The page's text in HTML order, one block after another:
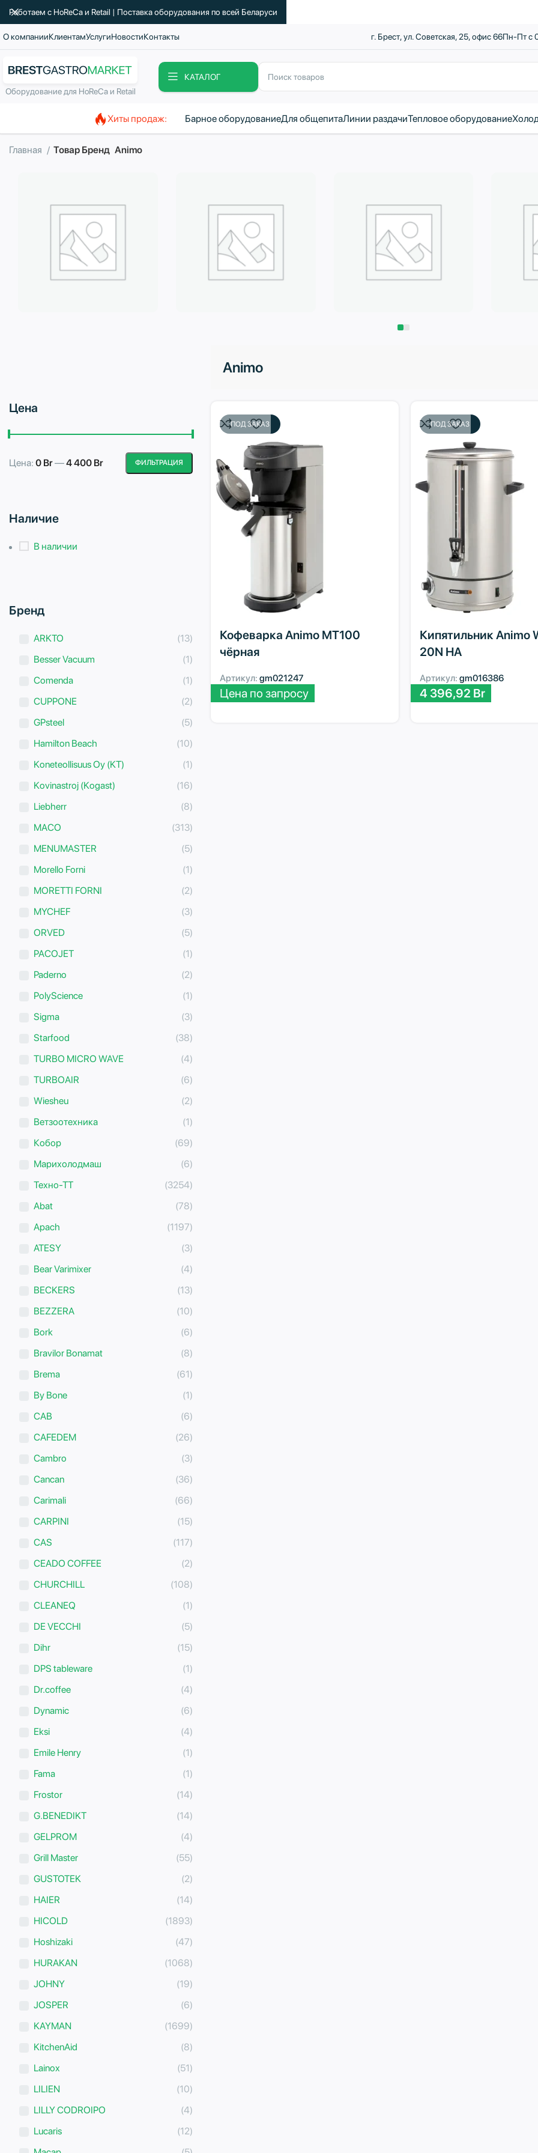
О компанииКлиентамУслугиНовостиКонтакты г. Брест, ул. Советская, 25, офис 66Пн-Пт с
Оборудование для HoReCa и Retail
КАТАЛОГ
Хиты продаж: Барное оборудованиеДля общепитаЛинии раздачиТепловое оборудование
Главная Товар Бренд Animo
Цена
Минимальная
Максимальная
ФИЛЬТРАЦИЯ
Цена: 0 Br—4 400 Br
Наличие
В наличии
Бренд
ARKTO
(13)
Besser Vacuum
(1)
Comenda
(1)
CUPPONE
(2)
GPsteel
(5)
Hamilton Beach
(10)
Koneteollisuus Oy (KT)
(1)
Kovinastroj (Kogast)
(16)
Liebherr
(8)
MACO
(313)
MENUMASTER
(5)
Morello Forni
(1)
MORETTI FORNI
(2)
MYCHEF
(3)
ORVED
(5)
PACOJET
(1)
Paderno
(2)
PolyScience
(1)
Sigma
(3)
Starfood
(38)
TURBO MICRO WAVE
(4)
TURBOAIR
(6)
Wiesheu
(2)
Ветзоотехника
(1)
Кобор
(69)
Марихолодмаш
(6)
Техно-ТТ
(3254)
Abat
(78)
Apach
(1197)
ATESY
(3)
Bear Varimixer
(4)
BECKERS
(13)
BEZZERA
(10)
Bork
(6)
Bravilor Bonamat
(8)
Brema
(61)
By Bone
(1)
CAB
(6)
CAFEDEM
(26)
Cambro
(3)
Cancan
(36)
Carimali
(66)
CARPINI
(15)
CAS
(117)
CEADO COFFEE
(2)
CHURCHILL
(108)
CLEANEQ
(1)
DE VECCHI
(5)
Dihr
(15)
DPS tableware
(1)
Dr.coffee
(4)
Dynamic
(6)
Eksi
(4)
Emile Henry
(1)
Fama
(1)
Frostor
(14)
G.BENEDIKT
(14)
GELPROM
(4)
Grill Master
(55)
GUSTOTEK
(2)
HAIER
(14)
HICOLD
(1893)
Hoshizaki
(47)
HURAKAN
(1068)
JOHNY
(19)
JOSPER
(6)
KAYMAN
(1699)
KitchenAid
(8)
Lainox
(51)
LILIEN
(10)
LILLY CODROIPO
(4)
Lucaris
(12)
Animo
ПОД ЗАКАЗ
Кофеварка Animo MT100
чёрная
Артикул: gm021247
Цена по запросу
ПОД ЗАКАЗ
Кипятильник Animo
20N HA
Артикул: gm016386
4 396,92 Br
Работаем с HoReCa и Retail | Поставка оборудования по всей Беларуси